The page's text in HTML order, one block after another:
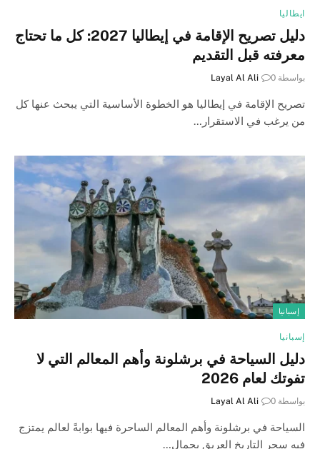
ايطاليا
دليل تصريح الإقامة في إيطاليا 2027: كل ما تحتاج
معرفته قبل التقديم
بواسطة Layal Al Ali 0
تصريح الإقامة في إيطاليا هو الخطوة الأساسية التي يبحث عنها كل
من يرغب في الاستقرار…
إسبانيا
إسبانيا
دليل السياحة في برشلونة وأهم المعالم التي لا
تفوتك لعام 2026
بواسطة Layal Al Ali 0
السياحة في برشلونة وأهم المعالم الساحرة فيها بوابةً لعالم يمتزج
فيه سحر التاريخ العريق بجمال…